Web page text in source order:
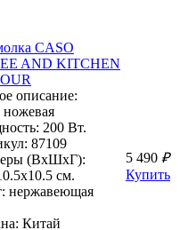
CASO
AND KITCHEN
описание:
ножевая
200 Вт.
87109
(ВхШхГ):
см.
нержавеющая
Китай
5 490 ₽
Купить